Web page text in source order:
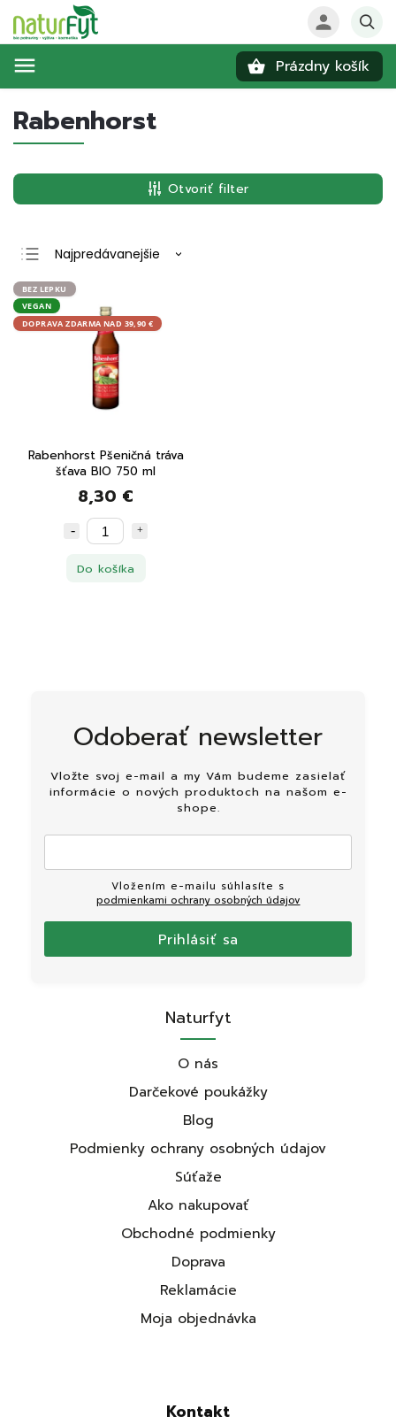
Prázdny košík
Rabenhorst
Otvoriť filter
Najpredávanejšie
Najlacnejšie
Najdrahšie
Abecedne
BEZ LEPKU
VEGAN
DOPRAVA ZDARMA NAD 39,90 €
Rabenhorst Pšeničná tráva
šťava BIO 750 ml
8,30 €
Do košíka
Odoberať newsletter
Vložte svoj e-mail a my Vám budeme zasielať
informácie o nových produktoch na našom e-
shope.
podmienkami ochrany osobných údajov
Prihlásiť sa
Naturfyt
O nás
Darčekové poukážky
Blog
Podmienky ochrany osobných údajov
Súťaže
Ako nakupovať
Obchodné podmienky
Doprava
Reklamácie
Moja objednávka
Kontakt